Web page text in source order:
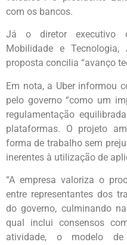
com os bancos.
Já o diretor executivo
Mobilidade e
proposta concilia “avanço
Em nota, a Uber informou
pelo governo “como um
regulamentação
plataformas. O projeto
forma de trabalho sem
inerentes à utilização de
“A empresa valoriza o
entre representantes dos
do governo, culminando
qual inclui consensos
atividade, o modelo